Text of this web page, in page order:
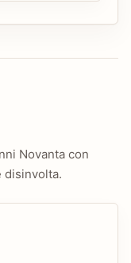
Novanta con
disinvolta.